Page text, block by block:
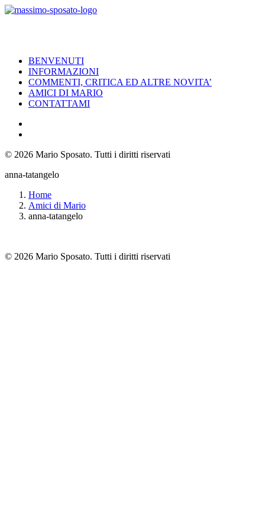
BENVENUTI
INFORMAZIONI
COMMENTI, CRITICA ED ALTRE NOVITA’
AMICI DI MARIO
CONTATTAMI
© 2026 Mario Sposato. Tutti i diritti riservati
anna-tatangelo
Home
Amici di Mario
anna-tatangelo
© 2026 Mario Sposato. Tutti i diritti riservati